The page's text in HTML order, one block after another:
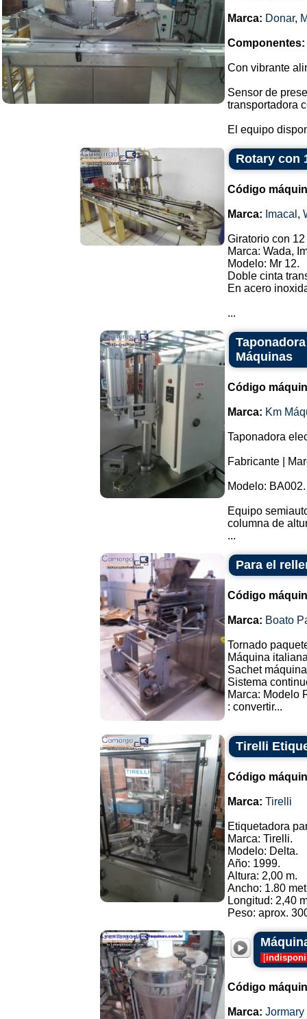
Marca: Donar,
Componentes:
Con vibrante
Sensor de
transportadora
El equipo
Rotary con
Código
Marca: Imacal ,
Giratorio con
Marca: Wada,
Modelo: Mr 12.
Doble cinta
En acero
...
Máquinas
Código
Marca: Km
Taponadora
Fabricante |
Modelo: BA002.
Equipo
columna de
...
Para el
Código
Marca: Boato
Tornado
Máquina
Sachet
Sistema
Marca: Modelo
: convertir...
Tirelli
Código
Marca: Tirelli
Etiquetadora
Marca: Tirelli.
Modelo: Delta.
Año: 1999.
Altura: 2,00 m.
Ancho: 1.80
Longitud: 2,40
Peso: aprox.
[
Código
Marca: Jormary